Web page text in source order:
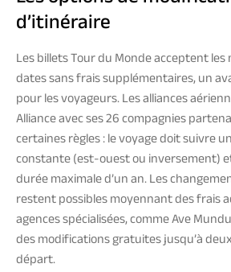
d’itinéraire
Les billets Tour du Monde acceptent
dates sans frais supplémentaires, un
pour les voyageurs. Les alliances
Alliance avec ses 26 compagnies
certaines règles : le voyage doit suivre
constante (est-ouest ou inversement)
durée maximale d’un an. Les
restent possibles moyennant des frais
agences spécialisées, comme Ave
des modifications gratuites jusqu’à
départ.